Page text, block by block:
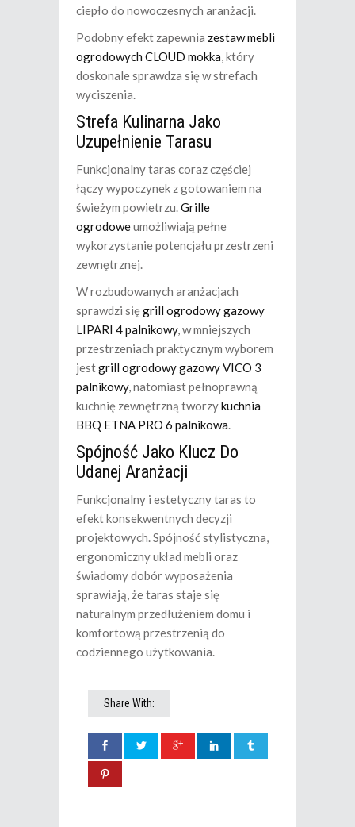
ciepło do nowoczesnych aranżacji.
Podobny efekt zapewnia zestaw mebli
ogrodowych CLOUD mokka, który
doskonale sprawdza się w strefach
wyciszenia.
Strefa Kulinarna Jako
Uzupełnienie Tarasu
Funkcjonalny taras coraz częściej
łączy wypoczynek z gotowaniem na
świeżym powietrzu.Grille
ogrodoweumożliwiają pełne
wykorzystanie potencjału przestrzeni
zewnętrznej.
W rozbudowanych aranżacjach
sprawdzi sięgrill ogrodowy gazowy
LIPARI 4 palnikowy, w mniejszych
przestrzeniach praktycznym wyborem
jestgrill ogrodowy gazowy VICO 3
palnikowy, natomiast pełnoprawną
kuchnię zewnętrzną tworzykuchnia
BBQ ETNA PRO 6 palnikowa.
Spójność Jako Klucz Do
Udanej Aranżacji
Funkcjonalny i estetyczny taras to
efekt konsekwentnych decyzji
projektowych. Spójność stylistyczna,
ergonomiczny układ mebli oraz
świadomy dobór wyposażenia
sprawiają, że taras staje się
naturalnym przedłużeniem domu i
komfortową przestrzenią do
codziennego użytkowania.
Share With: